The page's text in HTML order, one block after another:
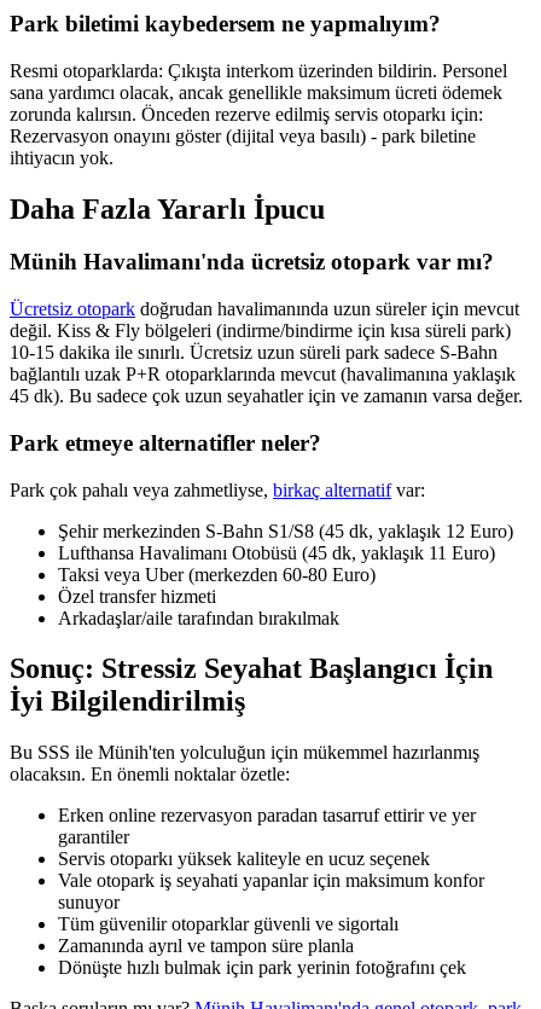
Park biletimi kaybedersem ne yapmalıyım?
Resmi otoparklarda: Çıkışta interkom üzerinden bildirin. Personel
sana yardımcı olacak, ancak genellikle maksimum ücreti ödemek
zorunda kalırsın. Önceden rezerve edilmiş servis otoparkı için:
Rezervasyon onayını göster (dijital veya basılı) - park biletine
ihtiyacın yok.
Daha Fazla Yararlı İpucu
Münih Havalimanı'nda ücretsiz otopark var mı?
Ücretsiz otopark doğrudan havalimanında uzun süreler için mevcut
değil. Kiss & Fly bölgeleri (indirme/bindirme için kısa süreli park)
10-15 dakika ile sınırlı. Ücretsiz uzun süreli park sadece S-Bahn
bağlantılı uzak P+R otoparklarında mevcut (havalimanına yaklaşık
45 dk). Bu sadece çok uzun seyahatler için ve zamanın varsa değer.
Park etmeye alternatifler neler?
Park çok pahalı veya zahmetliyse, birkaç alternatif var:
Şehir merkezinden S-Bahn S1/S8 (45 dk, yaklaşık 12 Euro)
Lufthansa Havalimanı Otobüsü (45 dk, yaklaşık 11 Euro)
Taksi veya Uber (merkezden 60-80 Euro)
Özel transfer hizmeti
Arkadaşlar/aile tarafından bırakılmak
Sonuç: Stressiz Seyahat Başlangıcı İçin
İyi Bilgilendirilmiş
Bu SSS ile Münih'ten yolculuğun için mükemmel hazırlanmış
olacaksın. En önemli noktalar özetle:
Erken online rezervasyon paradan tasarruf ettirir ve yer
garantiler
Servis otoparkı yüksek kaliteyle en ucuz seçenek
Vale otopark iş seyahati yapanlar için maksimum konfor
sunuyor
Tüm güvenilir otoparklar güvenli ve sigortalı
Zamanında ayrıl ve tampon süre planla
Dönüşte hızlı bulmak için park yerinin fotoğrafını çek